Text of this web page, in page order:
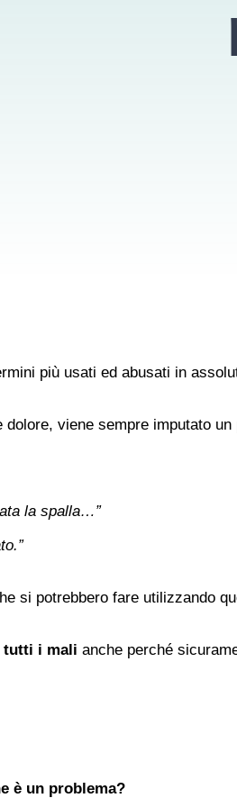
più usati ed abusati in
viene sempre imputato un
la spalla…”
si potrebbero fare utilizzando
tutti i mali anche perché
è un problema?